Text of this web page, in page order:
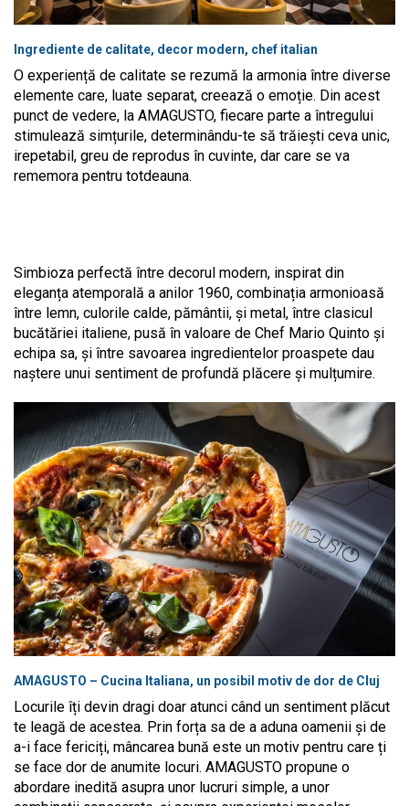
Ingrediente de calitate, decor modern, chef italian
O experiență de calitate se rezumă la armonia între diverse
elemente care, luate separat, creează o emoție. Din acest
punct de vedere, la AMAGUSTO, fiecare parte a întregului
stimulează simțurile, determinându-te să trăiești ceva unic,
irepetabil, greu de reprodus în cuvinte, dar care se va
rememora pentru totdeauna.
Simbioza perfectă între decorul modern, inspirat din
eleganța atemporală a anilor 1960, combinația armonioasă
între lemn, culorile calde, pământii, și metal, între clasicul
bucătăriei italiene, pusă în valoare de Chef Mario Quinto și
echipa sa, și între savoarea ingredientelor proaspete dau
naștere unui sentiment de profundă plăcere și mulțumire.
AMAGUSTO – Cucina Italiana, un posibil motiv de dor de Cluj
Locurile îți devin dragi doar atunci când un sentiment plăcut
te leagă de acestea. Prin forța sa de a aduna oamenii și de
a-i face fericiți, mâncarea bună este un motiv pentru care ți
se face dor de anumite locuri. AMAGUSTO propune o
abordare inedită asupra unor lucruri simple, a unor